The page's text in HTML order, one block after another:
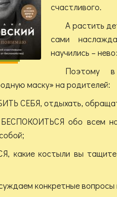
счастливого.
А растить
сами
научились –
Поэтому
маску» на родителей:
СЕБЯ, отдыхать,
обо всем
какие костыли вы тащите
конкретные